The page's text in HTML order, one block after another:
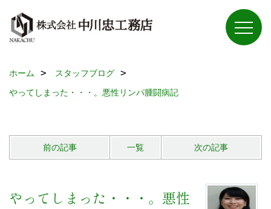
ホーム
スタッフブログ
やってしまった・・・。悪性リンパ腫闘病記
前の記事 一覧 次の記事
やってしまった・・・。悪性